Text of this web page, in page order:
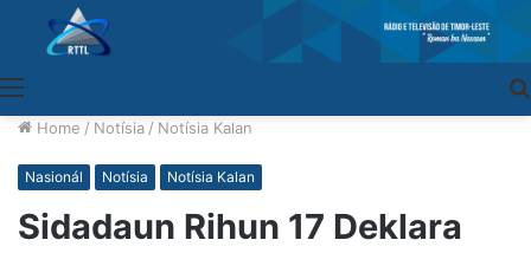
Home / Notísia / Notísia Kalan
Nasionál Notísia Notísia Kalan
Sidadaun Rihun 17 Deklara